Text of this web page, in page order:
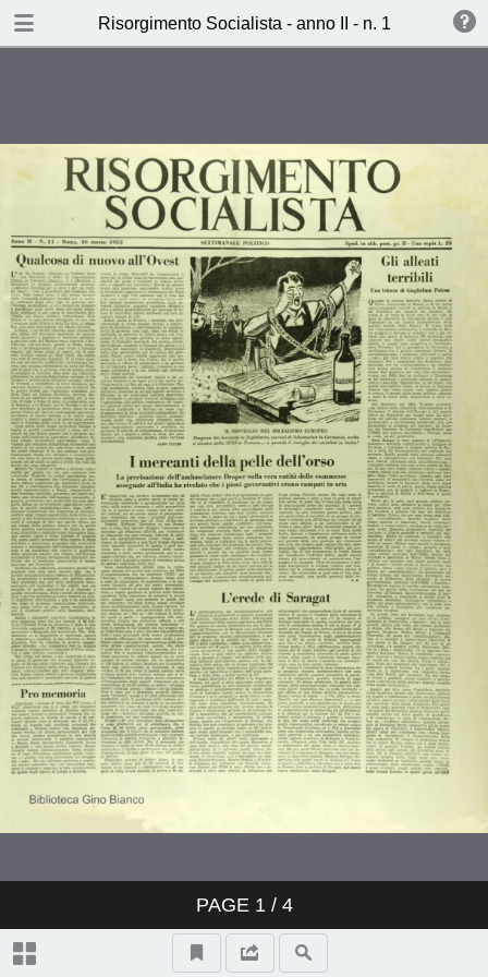
Risorgimento Socialista - anno II - n. 11 - 16
PAGE 1/ 4
TABLE OF CONTENTS
(T.M.)
Pitture come buone azioni (Alfonso
Gatto)
L’avanzata di Bavan (Carlo Rossi)